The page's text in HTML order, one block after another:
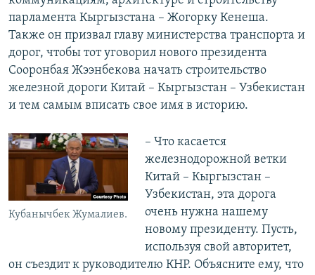
парламента Кыргызстана – Жогорку Кенеша.
Также он призвал главу министерства транспорта и
дорог, чтобы тот уговорил нового президента
Сооронбая Жээнбекова начать строительство
железной дороги Китай – Кыргызстан – Узбекистан
и тем самым вписать свое имя в историю.
Кубанычбек Жумалиев.
​– Что касается
железнодорожной ветки
Китай – Кыргызстан –
Узбекистан, эта дорога
очень нужна нашему
новому президенту. Пусть,
используя свой авторитет,
он съездит к руководителю КНР. Объясните ему, что